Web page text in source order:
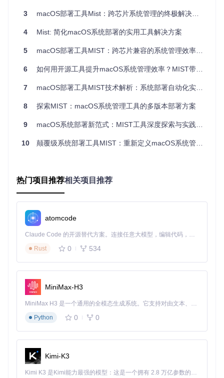
主缓存区：存储完整安装器镜像（默认路径 ~/Library/Ca
ches/Mist/Installers）
临时工作区：格式转换过程中的临时文件（自动清理）
通过
TaskManager实现多任务并行处理：
下载任务优先级排序（支持手动调整）
失败任务自动重试（可配置重试次数与间隔）
资源占用控制（CPU/网络带宽限制）
5. 全流程校验体系
文件层：SHA-1哈希验证
部署层：签名有效性检查
图1：MIST应用程序图标，采用渐变蓝设计语言，体现跨平台
特性
三步掌握MIST部署流程
# 克隆项目仓库
git clone
# 进入项目目录
cd
注意事项：编译过程需macOS 12.0+环境，首次构建可能
3 macOS部署工具Mist：跨芯片系统管理的终极解决方案
4 Mist: 简化macOS系统部署的实用工具解决方案
5 macOS部署工具MIST：跨芯片兼容的系统管理效率工具
6 如何用开源工具提升macOS系统管理效率？MIST带来的三大突破
7 macOS部署工具MIST技术解析：系统部署自动化实践指南
8 探索MIST：macOS系统管理工具的多版本部署方案
9 macOS系统部署新范式：MIST工具深度探索与实践指南
10 颠覆级系统部署工具MIST：重新定义macOS系统管理流程
热门项目推荐相关项目推荐
atomcode
Claude Code 的开源替代方案。连接任意大模型，编辑代码，运行命令，自动验证 — 全自动执行。用 Rust 构建，极致性能。 ｜ An open-source alternative to Claude Code. Connect any LLM, edit code, run commands, and verify changes — autonomously. Built in Rust for speed. Get Started
Rust
0 534
MiniMax-H3
MiniMax H3 是一个通用的全模态生成系统。它支持对由文本、图像、视频和音频组成的多模态上下文进行统一理解，并能生成分辨率高达 2K、时长可达 15 秒的带原生立体声音频的视频。得益于面向任务泛化的系统设计，H3 在预训练阶段就已具备广泛的多模态上下文理解与生成能力，能够出色地执行复杂的多模态指令。
Python
0 0
Kimi-K3
Kimi K3 是Kimi能力最强的模型：这是一个拥有 2.8 万亿参数的混合专家（MoE）模型，具备原生视觉理解能力，并支持 100 万 token 的上下文窗口。